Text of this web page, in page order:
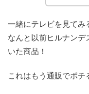
一緒にテレビを見て
なんと以前ヒルナンデ
いた商品！
これはもう通販でポチ